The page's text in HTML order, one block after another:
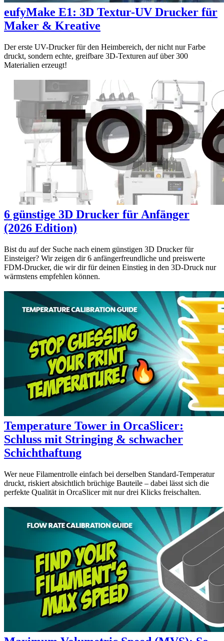
eufyMake E1: 3D Textur-UV Drucker für
Maker & Kreative
Der erste UV-Drucker für den Heimbereich, der nicht nur Farbe
druckt, sondern echte, greifbare 3D-Texturen auf über 300
Materialien erzeugt!
6 günstige 3D Drucker für Anfänger
(2026 Edition)
Bist du auf der Suche nach einem günstigen 3D Drucker für
Einsteiger? Wir zeigen dir 6 anfängerfreundliche und preiswerte
FDM-Drucker, die wir dir für deinen Einstieg in den 3D-Druck nur
wärmstens empfehlen können.
Temperature Tower in OrcaSlicer:
Schluss mit Stringing & schwacher
Schichthaftung
Wer neue Filamentrolle einfach bei derselben Standard-Temperatur
druckt, riskiert absichtlich brüchige Bauteile – dabei lässt sich die
perfekte Qualität in OrcaSlicer mit nur drei Klicks freischalten.